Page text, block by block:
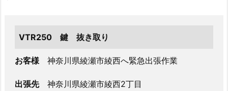
抜
取
VTR250 鍵 抜き取り
お客様 神奈川県綾瀬市綾西へ緊急出張作業
出張先神奈川県綾瀬市綾西2丁目